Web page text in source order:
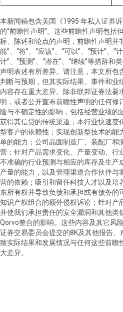
本新闻稿包含美国《1995 年私人证券
的“前瞻性声明”。这些前瞻性声明包括
标、陈述和论点的声明，前瞻性声明并
能” “将” “应该” “可以” “预计” “
计” “预测” “潜在” “继续”等措辞和
声明表述有所差异。请注意，本文所包
判断与预期，但其实际结果、事件和业
内容存在重大差异。除非联邦证券法要
明，或者公开宣布前瞻性声明的任何修
险与不确定性的影响，包括经营业绩
获得其信贷的传统渠道；本行业快速变
型客户的依赖性；实现创新型技术的能
单的能力；公司晶圆制造厂、装配厂和
营；针对产品需求变化、产量变动、行
不准确的行业预测与相应的库存及生产
产量的能力，以及管理渠道合作伙伴与
营的依赖；吸引和留任科技人才以及培
东所有权并导致负债和承担或有债务的
知识产权组合的额外侵权诉讼；针对产
并使我们承担责任的安全漏洞和其他类
Qorvo整合的影响。这些内容及其它风
证券交易委员会提交的8K及其他报告、
致实际结果和发展情况与任何这些前瞻
大差异。